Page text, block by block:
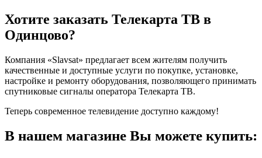
Хотите заказать Телекарта ТВ в
Одинцово?
Компания «Slavsat» предлагает всем жителям получить
качественные и доступные услуги по покупке, установке,
настройке и ремонту оборудования, позволяющего принимать
спутниковые сигналы оператора Телекарта ТВ.
Теперь современное телевидение доступно каждому!
В нашем магазине Вы можете купить: